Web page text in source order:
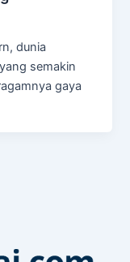
dunia
semakin
gaya